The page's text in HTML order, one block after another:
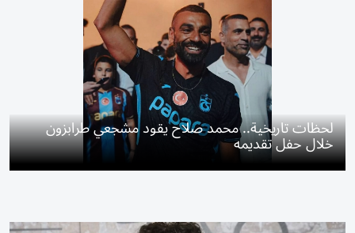
لحظات تاريخية.. محمد صلاح يقود مشجعي طرابزون
خلال حفل تقديمه